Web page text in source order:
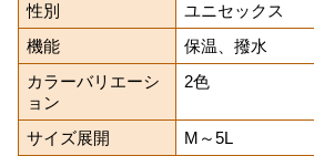
性別
ユニセックス
機能
保温、撥水
カラーバリエーシ
ョン
2色
サイズ展開 M～5L